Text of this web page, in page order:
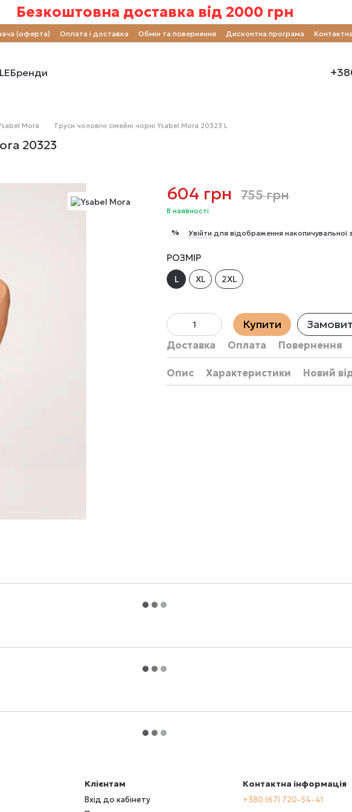
Безкоштовна доставка від 2000 грн
(оферта) Оплата і доставка Обмін та повернення Дисконтна програма
Бренди
Mora Труси чоловічі сімейні чорні Ysabel Mora 20323 L
20323
604 грн 755 грн
В наявності
% Увійти для відображення накопичувальної
РОЗМІР
L XL 2XL
Купити
Доставка Оплата Повернення
Опис Характеристики Новий
Клієнтам
Вхід до кабінету
Контактна інформація
+380 (67) 720-54-41